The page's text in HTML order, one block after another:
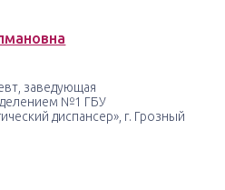
заведующая
№1 ГБУ
диспансер», г. Грозный